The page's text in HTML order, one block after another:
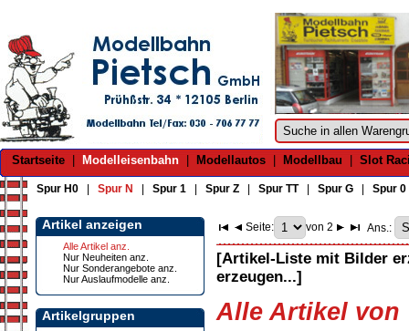
Startseite Modelleisenbahn Modellautos Modellbau Slot
Spur H0 Spur N Spur 1 Spur Z Spur TT| Spur G Spur 0
Artikel anzeigen
Alle Artikel anz.
Nur Neuheiten anz.
Nur Sonderangebote anz.
Nur Auslaufmodelle anz.
Artikelgruppen
Seite: von 2 Ans.:
[Artikel-Liste mit Bilder
erzeugen...]
Alle Artikel von